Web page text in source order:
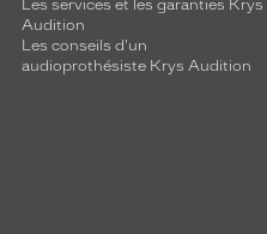
Les services et les garanties Krys
Audition
Les conseils d'un
audioprothésiste Krys Audition